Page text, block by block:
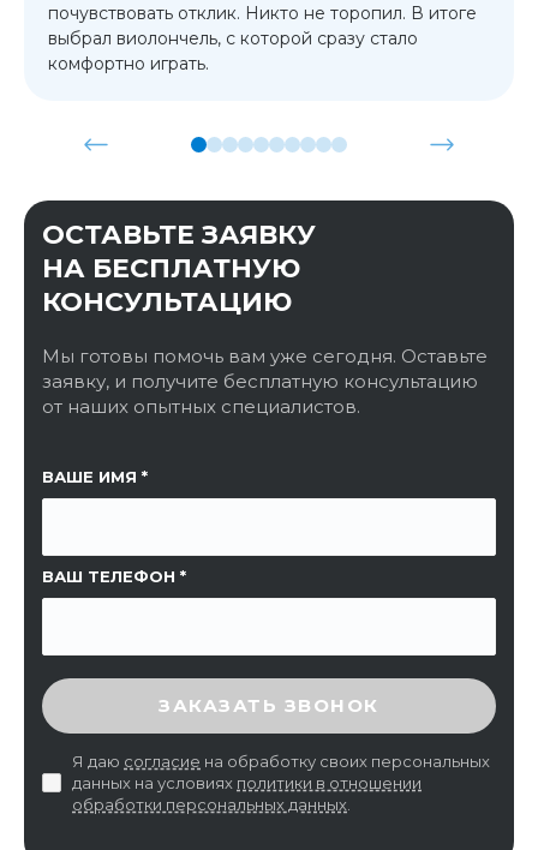
почувствовать отклик. Никто не торопил. В итоге
выбрал виолончель, с которой сразу стало
комфортно играть.
ОСТАВЬТЕ ЗАЯВКУ
НА БЕСПЛАТНУЮ
КОНСУЛЬТАЦИЮ
Мы готовы помочь вам уже сегодня. Оставьте
заявку, и получите бесплатную консультацию
от наших опытных специалистов.
ВАШЕ ИМЯ
ВАШ ТЕЛЕФОН
ССЫЛКА НА СТРАНИЦУ
ВВЕДИТЕ ПРОВЕРОЧНЫЙ КОД
ЗАКАЗАТЬ ЗВОНОК
Я даю согласие на обработку своих персональных
данных на условиях политики в отношении
обработки персональных данных